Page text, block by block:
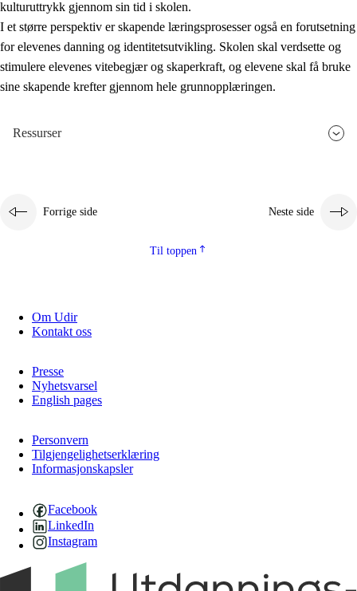
kulturuttrykk gjennom sin tid i skolen.
I et større perspektiv er skapende læringsprosesser også en forutsetning
for elevenes danning og identitetsutvikling. Skolen skal verdsette og
stimulere elevenes vitebegjær og skaperkraft, og elevene skal få bruke
sine skapende krefter gjennom hele grunnopplæringen.
Ressurser
Forrige side Neste side
Til toppen
Om Udir
Kontakt oss
Presse
Nyhetsvarsel
English pages
Personvern
Tilgjengelighetserklæring
Informasjonskapsler
Facebook
LinkedIn
Instagram